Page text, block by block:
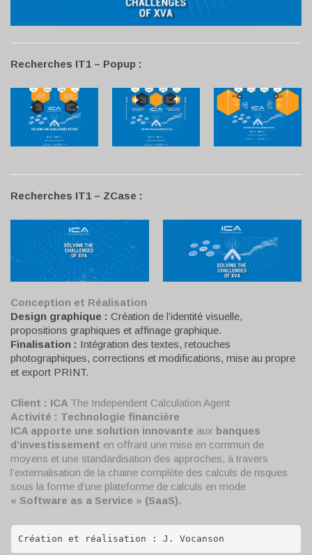
Recherches IT1 – Popup :
Recherches IT1 – ZCase :
Conception et Réalisation
Design graphique : Création de l’identité visuelle,
propositions graphiques et affinage graphique.
Finalisation : Intégration des textes, retouches
photographiques, corrections et modifications, mise au propre
et export PRINT.
Client : ICA The Independent Calculation Agent
Activité : Technologie financière
ICA apporte une solution innovante aux banques
d’investissement en offrant une mise en commun de
moyens et une standardisation des approches, à travers
l’externalisation de la chaine complète des calculs de risques
sous la forme d’une plateforme de calculs en mode
« Software as a Service » (SaaS).
Création et réalisation : J. Vocanson